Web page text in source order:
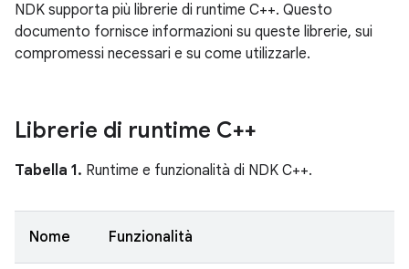
NDK supporta più librerie di runtime C++. Questo
documento fornisce informazioni su queste librerie, sui
compromessi necessari e su come utilizzarle.
Librerie di runtime C++
Tabella 1. Runtime e funzionalità di NDK C++.
Nome Funzionalità